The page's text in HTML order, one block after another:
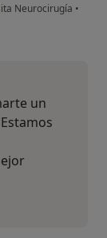
Neurocirugía •
un